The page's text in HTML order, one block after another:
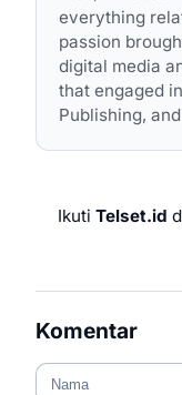
everything
passion
digital media
that engaged
Publishing,
Ikuti Telset.id
Komentar